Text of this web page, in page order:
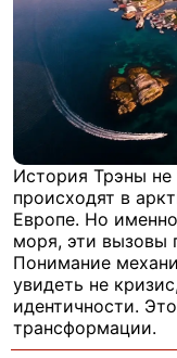
История Трэны
происходят в
Европе. Но
моря, эти вызовы
Понимание
увидеть не
идентичности.
трансформации.